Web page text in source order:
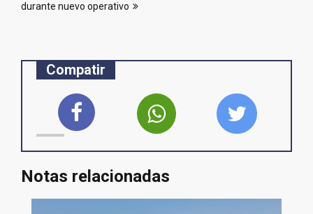
durante nuevo operativo
Compatir
Notas relacionadas